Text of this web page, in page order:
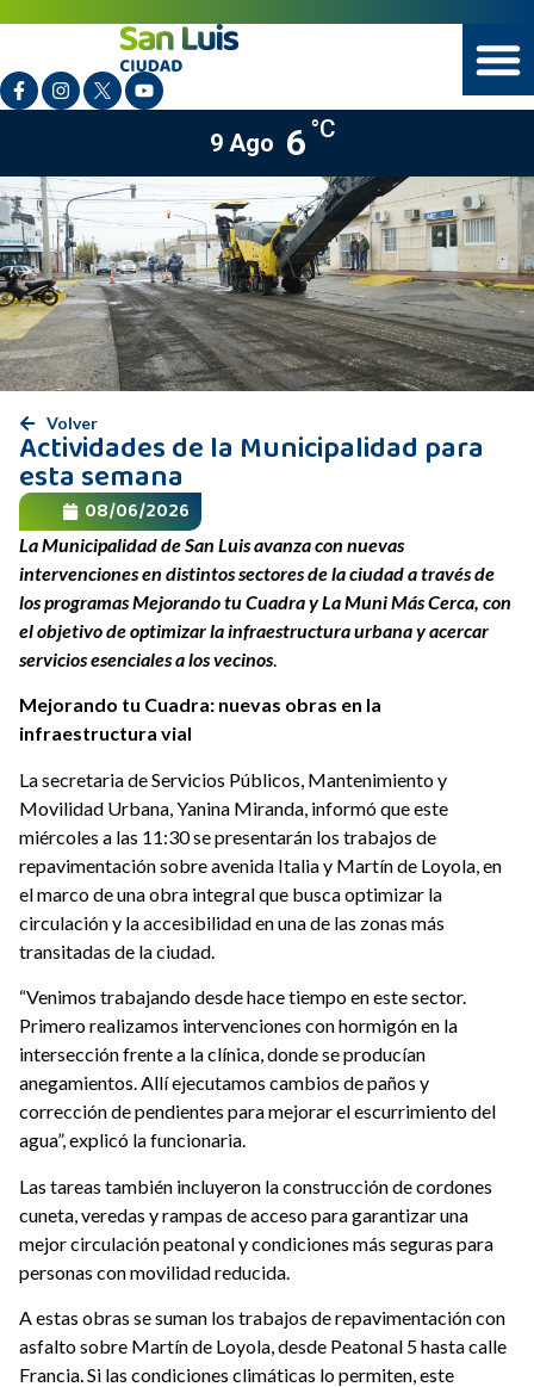
9 Ago 6 °C
Volver
Actividades de la Municipalidad para
esta semana
08/06/2026
La Municipalidad de San Luis avanza con nuevas
intervenciones en distintos sectores de la ciudad a través de
los programas Mejorando tu Cuadra y La Muni Más Cerca, con
el objetivo de optimizar la infraestructura urbana y acercar
servicios esenciales a los vecinos.
Mejorando tu Cuadra: nuevas obras en la
infraestructura vial
La secretaria de Servicios Públicos, Mantenimiento y
Movilidad Urbana, Yanina Miranda, informó que este
miércoles a las 11:30 se presentarán los trabajos de
repavimentación sobre avenida Italia y Martín de Loyola, en
el marco de una obra integral que busca optimizar la
circulación y la accesibilidad en una de las zonas más
transitadas de la ciudad.
“Venimos trabajando desde hace tiempo en este sector.
Primero realizamos intervenciones con hormigón en la
intersección frente a la clínica, donde se producían
anegamientos. Allí ejecutamos cambios de paños y
corrección de pendientes para mejorar el escurrimiento del
agua”, explicó la funcionaria.
Las tareas también incluyeron la construcción de cordones
cuneta, veredas y rampas de acceso para garantizar una
mejor circulación peatonal y condiciones más seguras para
personas con movilidad reducida.
A estas obras se suman los trabajos de repavimentación con
asfalto sobre Martín de Loyola, desde Peatonal 5 hasta calle
Francia. Si las condiciones climáticas lo permiten, este